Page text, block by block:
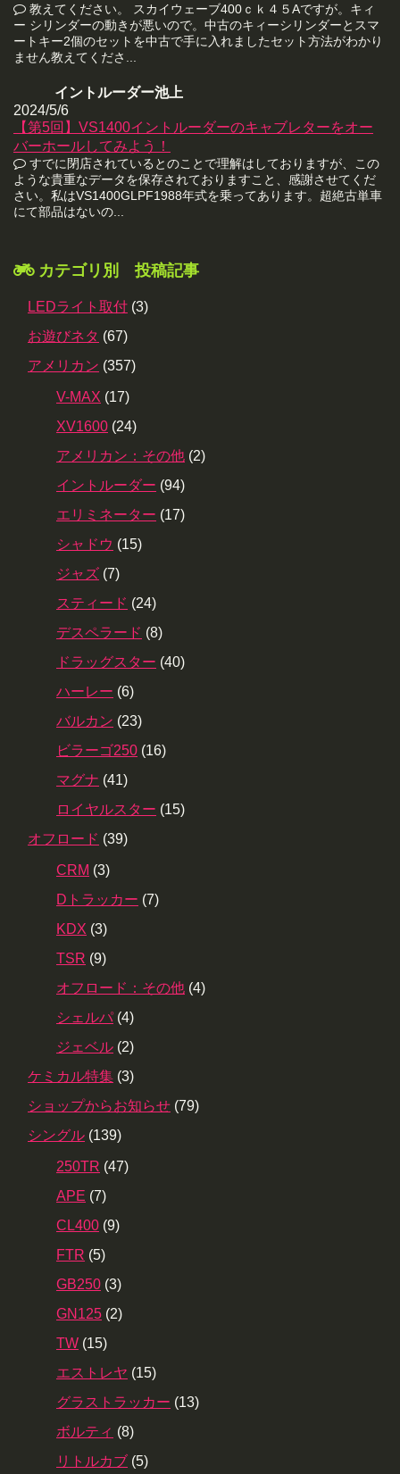
教えてください。 スカイウェーブ400ｃｋ４５Aですが。キィ
ー シリンダーの動きが悪いので。中古のキィーシリンダーとスマ
ートキー2個のセットを中古で手に入れましたセット方法がわかり
ません教えてくださ...
イントルーダー池上
2024/5/6
【第5回】VS1400イントルーダーのキャブレターをオー
バーホールしてみよう！
すでに閉店されているとのことで理解はしておりますが、この
ような貴重なデータを保存されておりますこと、感謝させてくだ
さい。私はVS1400GLPF1988年式を乗ってあります。超絶古単車
にて部品はないの...
カテゴリ別 投稿記事
LEDライト取付 (3)
お遊びネタ (67)
アメリカン (357)
V-MAX (17)
XV1600 (24)
アメリカン：その他 (2)
イントルーダー (94)
エリミネーター (17)
シャドウ (15)
ジャズ (7)
スティード (24)
デスペラード (8)
ドラッグスター (40)
ハーレー (6)
バルカン (23)
ビラーゴ250 (16)
マグナ (41)
ロイヤルスター (15)
オフロード (39)
CRM (3)
Dトラッカー (7)
KDX (3)
TSR (9)
オフロード：その他 (4)
シェルパ (4)
ジェベル (2)
ケミカル特集 (3)
ショップからお知らせ (79)
シングル (139)
250TR (47)
APE (7)
CL400 (9)
FTR (5)
GB250 (3)
GN125 (2)
TW (15)
エストレヤ (15)
グラストラッカー (13)
ボルティ (8)
リトルカブ (5)